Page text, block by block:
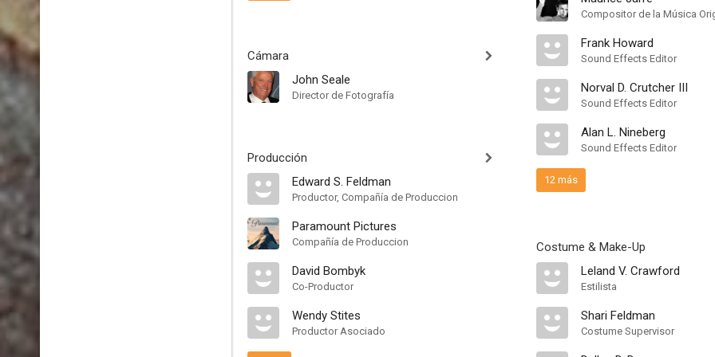
Cámara
John Seale
Director de Fotografía
Producción
Edward S. Feldman
Productor, Compañía de Produccion
Paramount Pictures
Compañía de Produccion
David Bombyk
Co-Productor
Wendy Stites
Productor Asociado
Compositor de la Música
Frank Howard
Sound Effects Editor
Norval D. Crutcher III
Sound Effects Editor
Alan L. Nineberg
Sound Effects Editor
12 más
Costume & Make-Up
Leland V. Crawford
Estilista
Shari Feldman
Costume Supervisor